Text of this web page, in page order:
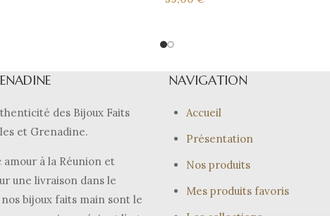
des Bijoux Faits
et Grenadine.
amour à la Réunion et
une livraison dans le
bijoux faits main sont le
NAVIGATION
Accueil
Présentation
Nos produits
Mes produits favoris